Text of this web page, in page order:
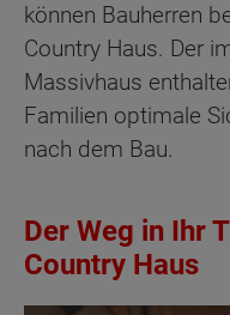
können Bauherren
Country Haus. Der
Massivhaus
Familien optimale
nach dem Bau.
Der Weg in Ihr
Country Haus